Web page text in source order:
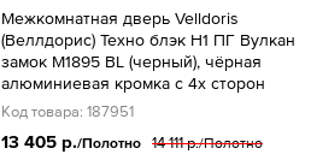
Межкомнатная дверь Velldoris
(Веллдорис) Техно блэк H1 ПГ Вулкан
замок M1895 BL (черный), чёрная
алюминиевая кромка с 4х сторон
Код товара: 187951
13 405 р./Полотно 14 111 р./Полотно